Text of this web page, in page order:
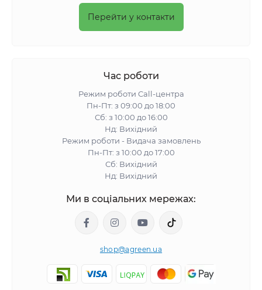
Перейти у контакти
Час роботи
Режим роботи Call-центра
Пн-Пт: з 09:00 до 18:00
Сб: з 10:00 до 16:00
Нд: Вихідний
Режим роботи - Видача замовлень
Пн-Пт: з 10:00 до 17:00
Сб: Вихідний
Нд: Вихідний
Ми в соціальних мережах:
shop@agreen.ua